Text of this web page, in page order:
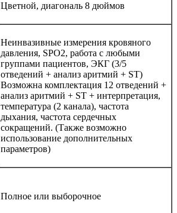
Цветной, диагональ 8 дюймов
Неинвазивные измерения кровяного
давления, SPO2, работа с любыми
группами пациентов, ЭКГ (3/5
отведений + анализ аритмий + ST)
Возможна комплектация 12 отведений +
анализ аритмий + ST + интерпретация,
температура (2 канала), частота
дыхания, частота сердечных
сокращений. (Также возможно
использование дополнительных
параметров)
Полное или выборочное